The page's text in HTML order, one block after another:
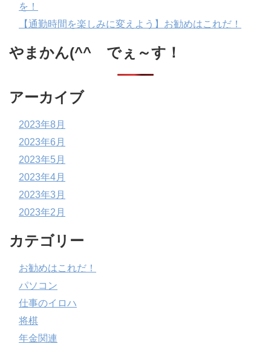
を！
【通勤時間を楽しみに変えよう】お勧めはこれだ！
やまかん(^^ゞでぇ～す！
アーカイブ
2023年8月
2023年6月
2023年5月
2023年4月
2023年3月
2023年2月
カテゴリー
お勧めはこれだ！
パソコン
仕事のイロハ
将棋
年金関連